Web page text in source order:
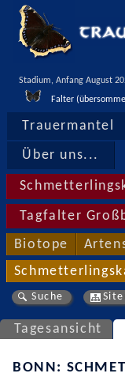
Stadium, Anfang August
Falter
Trauermantel
Über uns...
Tagfalter
Biotope
Suche
Tagesansicht
BONN: